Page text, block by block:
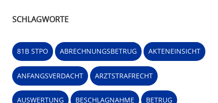
SCHLAGWORTE
81B STPO ABRECHNUNGSBETRUG AKTENEINSICHT
ANFANGSVERDACHT ARZTSTRAFRECHT
AUSWERTUNG BESCHLAGNAHME BETRUG